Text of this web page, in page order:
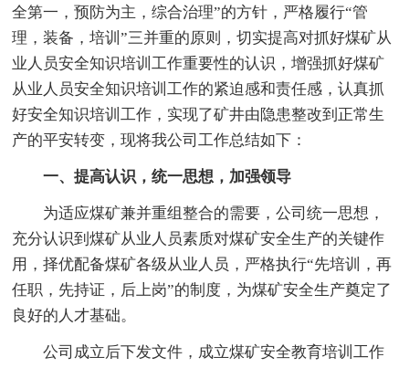
全第一，预防为主，综合治理”的方针，严格履行“管
理，装备，培训”三并重的原则，切实提高对抓好煤矿从
业人员安全知识培训工作重要性的认识，增强抓好煤矿
从业人员安全知识培训工作的紧迫感和责任感，认真抓
好安全知识培训工作，实现了矿井由隐患整改到正常生
产的平安转变，现将我公司工作总结如下：
一、提高认识，统一思想，加强领导
为适应煤矿兼并重组整合的需要，公司统一思想，
充分认识到煤矿从业人员素质对煤矿安全生产的关键作
用，择优配备煤矿各级从业人员，严格执行“先培训，再
任职，先持证，后上岗”的制度，为煤矿安全生产奠定了
良好的人才基础。
公司成立后下发文件，成立煤矿安全教育培训工作